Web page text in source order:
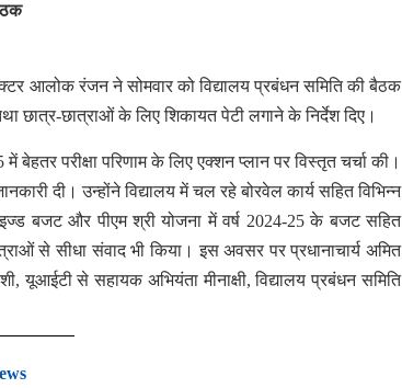
आलोक रंजन ने सोमवार को विद्यालय प्रबंधन समिति की बैठक
छात्र-छात्राओं के लिए शिकायत पेटी लगाने के निर्देश दिए।
बेहतर परीक्षा परिणाम के लिए एक्शन प्लान पर विस्तृत चर्चा की।
दी।‌ उन्होंने विद्यालय में चल रहे बोरवेल कार्य सहित विभिन्न
बजट और पीएम श्री योजना में वर्ष 2024-25 के बजट सहित
से सीधा संवाद भी किया। इस अवसर पर प्रधानाचार्य अमित
से सहायक अभियंता मीनाक्षी, विद्यालय प्रबंधन समिति